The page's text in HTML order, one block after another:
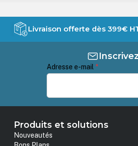
Livraison offerte dès 399€
Adresse e-mail *
Produits et solutions
Nouveautés